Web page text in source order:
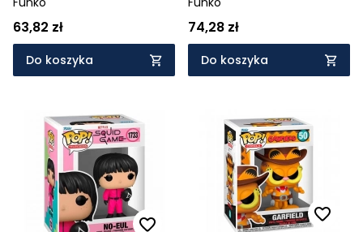
63,82 zł
Do koszyka
74,28 zł
Do koszyka